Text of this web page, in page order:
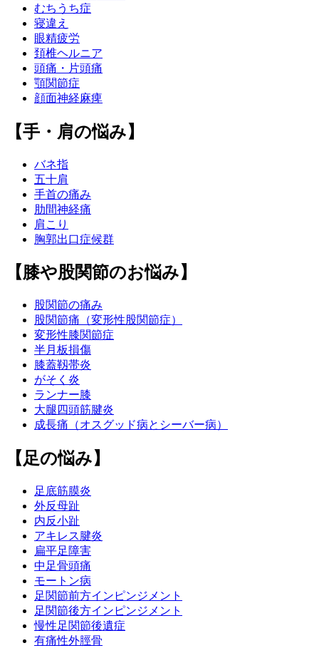
むちうち症
寝違え
眼精疲労
頚椎ヘルニア
頭痛・片頭痛
顎関節症
顔面神経麻痺
【手・肩の悩み】
バネ指
五十肩
手首の痛み
肋間神経痛
肩こり
胸郭出口症候群
【膝や股関節のお悩み】
股関節の痛み
股関節痛（変形性股関節症）
変形性膝関節症
半月板損傷
膝蓋靱帯炎
がそく炎
ランナー膝
大腿四頭筋腱炎
成長痛（オスグッド病とシーバー病）
【足の悩み】
足底筋膜炎
外反母趾
内反小趾
アキレス腱炎
扁平足障害
中足骨頭痛
モートン病
足関節前方インピンジメント
足関節後方インピンジメント
慢性足関節後遺症
有痛性外脛骨